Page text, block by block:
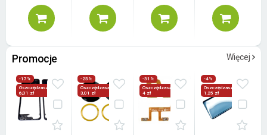
Promocje Więcej
-17%
Oszczędzasz
6,01 zł
-25%
Oszczędzasz
3,01 zł
-31%
Oszczędzasz
4 zł
-4%
Oszczędzasz
1,25 zł